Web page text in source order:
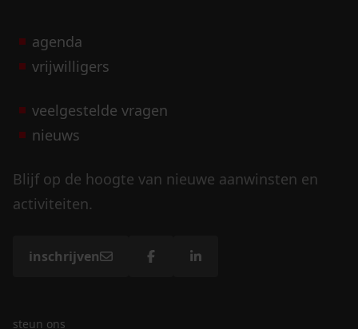
agenda
vrijwilligers
veelgestelde vragen
nieuws
Blijf op de hoogte van nieuwe aanwinsten en
activiteiten.
inschrijven
steun ons